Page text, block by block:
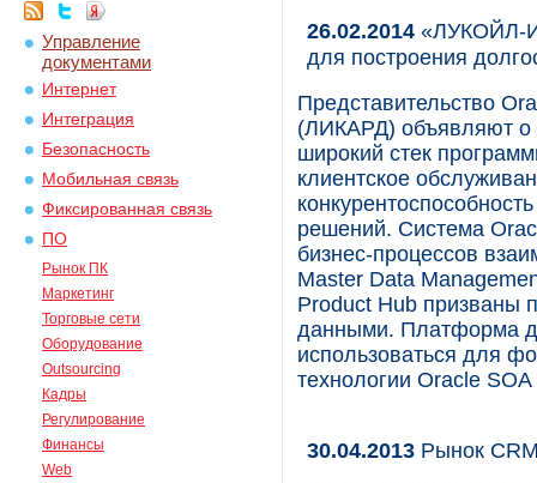
Управление
документами
Интернет
Интеграция
Безопасность
Мобильная связь
Фиксированная связь
ПО
Рынок ПК
Маркетинг
Торговые сети
Оборудование
Outsourcing
Кадры
Регулирование
Финансы
Web
26.02.2014 «ЛУКОЙЛ-
для построения
Представительство
(ЛИКАРД) объявляют
широкий стек
клиентское
решений. Cистема
бизнес-процессов
Master Data
Product Hub призваны
данными. Платформа
использоваться для
технологии Oracle
30.04.2013 Рынок